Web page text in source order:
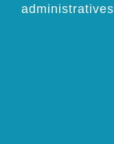
administratives